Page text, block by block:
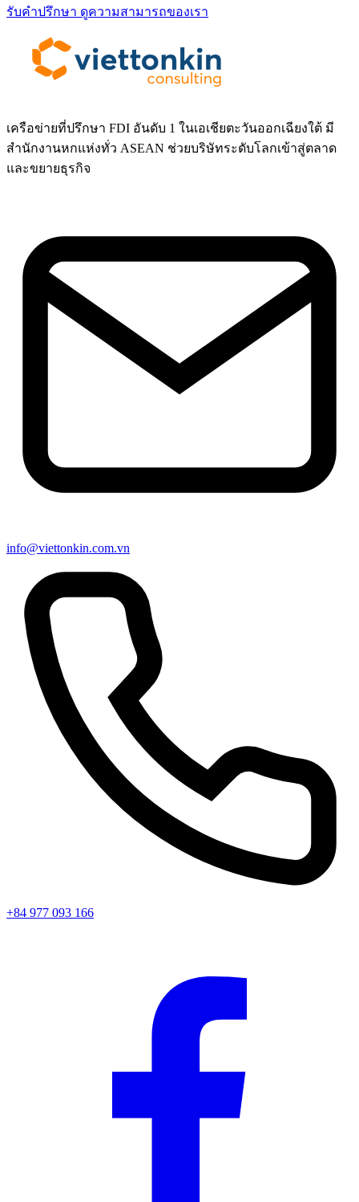
รับคำปรึกษา ดูความสามารถของเรา
เครือข่ายที่ปรึกษา FDI อันดับ 1 ในเอเชียตะวันออกเฉียงใต้ มี
สำนักงานหกแห่งทั่ว ASEAN ช่วยบริษัทระดับโลกเข้าสู่ตลาด
และขยายธุรกิจ
info@viettonkin.com.vn
+84 977 093 166